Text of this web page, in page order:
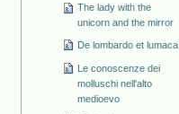
The lady with the
unicorn and the mirror
De lombardo et lumaca
Le conoscenze dei
molluschi nell'alto
medioevo